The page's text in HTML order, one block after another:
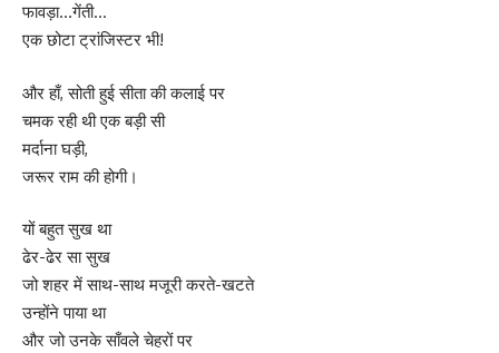
फावड़ा…गेंती…
एक छोटा ट्रांजिस्टर भी!
और हाँ, सोती हुई सीता की कलाई पर
चमक रही थी एक बड़ी सी
मर्दाना घड़ी,
जरूर राम की होगी।
यों बहुत सुख था
ढेर-ढेर सा सुख
जो शहर में साथ-साथ मजूरी करते-खटते
उन्होंने पाया था
और जो उनके साँवले चेहरों पर